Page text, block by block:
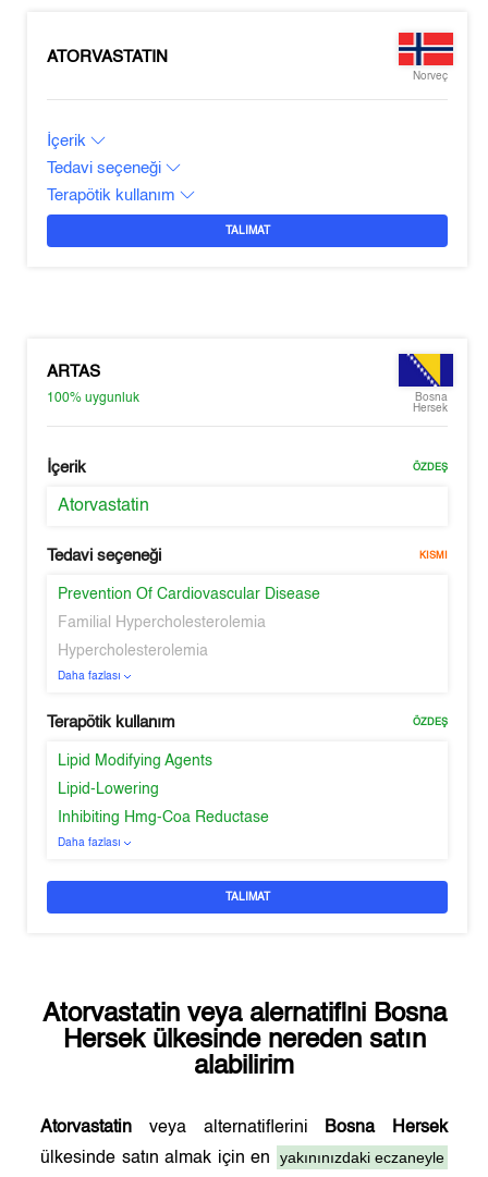
ATORVASTATIN
Norveç
İçerik
Tedavi seçeneği
Terapötik kullanım
TALIMAT
ARTAS
100%uygunluk
Bosna
Hersek
İçerik ÖZDEŞ
Atorvastatin
Tedavi seçeneği KISMI
Prevention Of Cardiovascular Disease
Familial Hypercholesterolemia
Hypercholesterolemia
Daha fazlası
Terapötik kullanım ÖZDEŞ
Lipid Modifying Agents
Lipid-Lowering
Inhibiting Hmg-Coa Reductase
Daha fazlası
TALIMAT
Atorvastatinveya alernatifini Bosna
Hersekülkesinde nereden satın
alabilirim
Atorvastatin veya alternatiflerini
Bosna Hersek
ülkesinde satın almak için en
yakınınızdaki eczaneyle